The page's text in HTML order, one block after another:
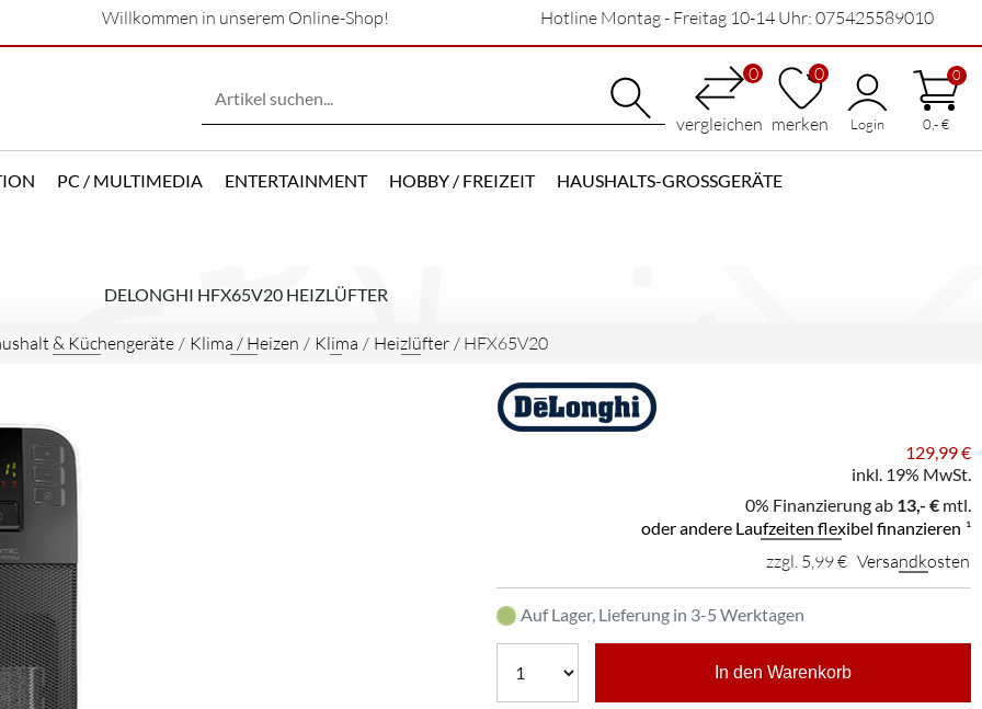
Willkommen in unserem Online-Shop! Hotline Montag - Freitag 10-14 Uhr: 075425589010
0
vergleichen
0
merken Login
0
0,- €
PC / MULTIMEDIA ENTERTAINMENT HOBBY / FREIZEIT HAUSHALTS-GROSSGERÄTE
DELONGHI HFX65V20 HEIZLÜFTER
& Küchengeräte / Klima / Heizen / Klima / Heizlüfter / HFX65V20
129,99 €
inkl. 19% MwSt.
0% Finanzierung ab 13,- € mtl.
oder andere Laufzeiten flexibel finanzieren ¹
zzgl. 5,99 € Versandkosten
Auf Lager, Lieferung in 3-5 Werktagen
In den Warenkorb